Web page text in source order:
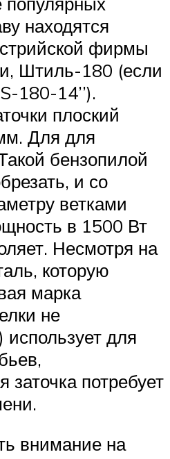
находятся
фирмы
Штиль-180 (если
180-14’’).
плоский
Для для
бензопилой
и со
ветками
в 1500 Вт
Несмотря на
которую
марка
не
для
заточка потребует
внимание на